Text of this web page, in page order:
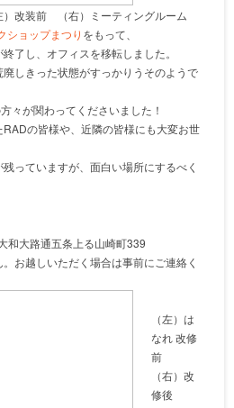
）改装前 （右）ミーティングルーム
ショップまつり をもって、
了し、オフィスを移転しました。
しきった状態がすっかりうそのようで
々が関わってくださいました！
の皆様や、近隣の皆様にも大変お世
っていますが、面白い場所にするべく
大路通五条上る山崎町339
お越しいただく場合は事前にご連絡く
（左）は
なれ 改修
前
（右）改
修後